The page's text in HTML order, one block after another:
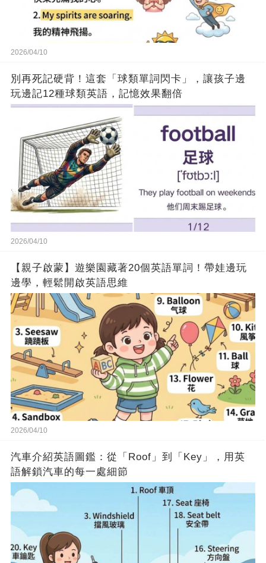
2026/04/10
別再死記硬背！這套「球類單詞閃卡」，讓孩子邊
玩邊記12種球類英語，記憶效果翻倍
2026/04/10
【親子啟蒙】遊樂園藏著20個英語單詞！帶娃邊玩
邊學，輕鬆開啟英語思維
2026/04/10
汽車介紹英語圖鑑：從「Roof」到「Key」，用英
語解鎖汽車的每一處細節